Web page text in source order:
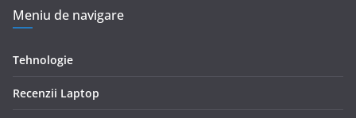
Meniu de navigare
Tehnologie
Recenzii Laptop